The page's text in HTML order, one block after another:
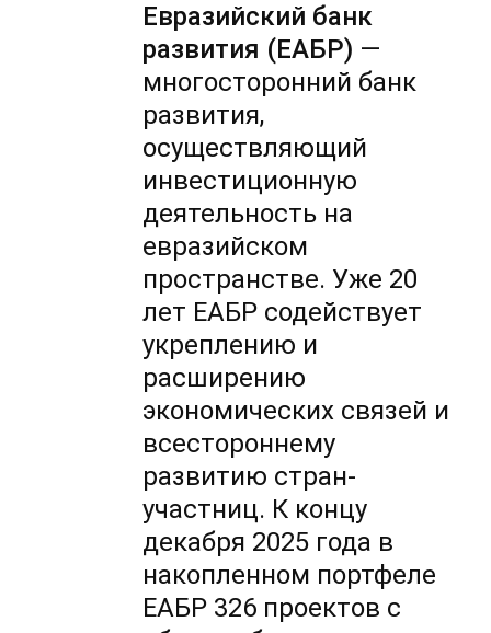
Евразийский банк
развития (ЕАБР) —
многосторонний банк
развития,
осуществляющий
инвестиционную
деятельность на
евразийском
пространстве. Уже 20
лет ЕАБР содействует
укреплению и
расширению
экономических связей и
всестороннему
развитию стран-
участниц. К концу
декабря 2025 года в
накопленном портфеле
ЕАБР 326 проектов с